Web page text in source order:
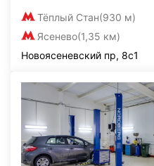
Тёплый Стан(930 м)
Ясенево(1,35 км)
Новоясеневский пр, 8с1